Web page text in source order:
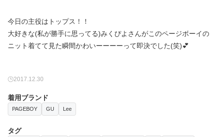
今日の主役はトップス！！
大好きな(私が勝手に思ってる)みくぴよさんがこのページボーイの
ニット着てて見た瞬間かわいーーーーって即決でした(笑)💕
2017.12.30
着用ブランド
PAGEBOY GU Lee
タグ